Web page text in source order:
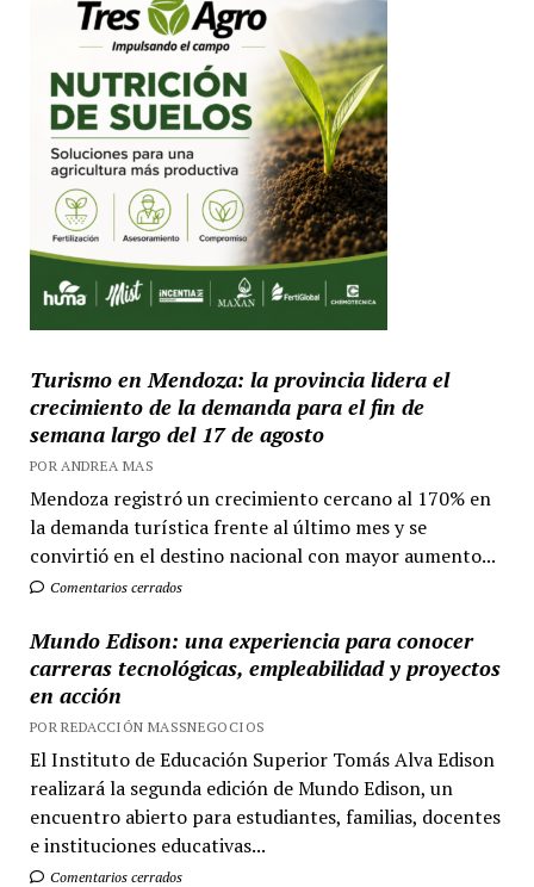
Turismo en Mendoza: la provincia lidera el
crecimiento de la demanda para el fin de
semana largo del 17 de agosto
POR ANDREA MAS
Mendoza registró un crecimiento cercano al 170% en
la demanda turística frente al último mes y se
convirtió en el destino nacional con mayor aumento...
Comentarios cerrados
Mundo Edison: una experiencia para conocer
carreras tecnológicas, empleabilidad y proyectos
en acción
POR REDACCIÓN MASSNEGOCIOS
El Instituto de Educación Superior Tomás Alva Edison
realizará la segunda edición de Mundo Edison, un
encuentro abierto para estudiantes, familias, docentes
e instituciones educativas...
Comentarios cerrados